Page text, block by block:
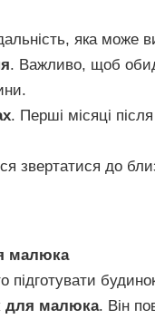
яка може
. Важливо, щоб
. Перші місяці
звертатися до
малюка
для малюка. Він